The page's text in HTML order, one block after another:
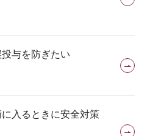
与を防ぎたい
入るときに安全対策